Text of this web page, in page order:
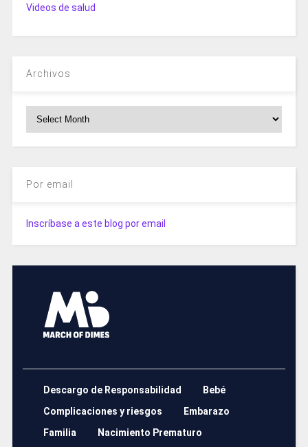
Videos de salud
Archivos
Por email
Inscríbase a este blog por email
Descargo de Responsabilidad
Bebé
Complicaciones y riesgos
Embarazo
Familia
Nacimiento Prematuro